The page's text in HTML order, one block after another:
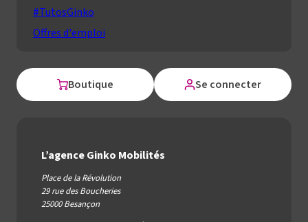
#TutosGinko
Offres d'emploi
Boutique Se connecter
L’agence Ginko Mobilités
Place de la Révolution
29 rue des Boucheries
25000 Besançon